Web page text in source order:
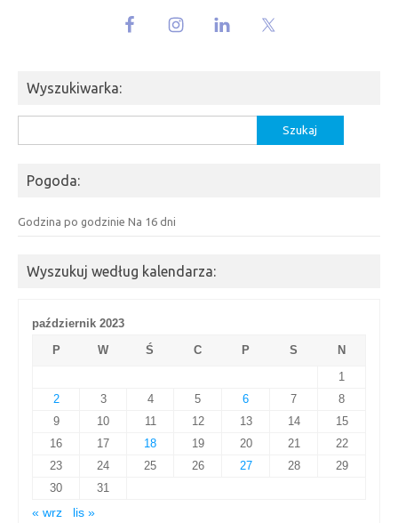
Wyszukiwarka:
Pogoda:
Godzina po godzinie Na 16 dni
Wyszukuj według kalendarza:
październik 2023
P
W Ś C P S
N
1
2
3 4 5 6 7
8
9
10 11 12 13 14
15
16
17 18 19 20 21
22
23
24 25 26 27 28
29
30
31
« wrz
lis »